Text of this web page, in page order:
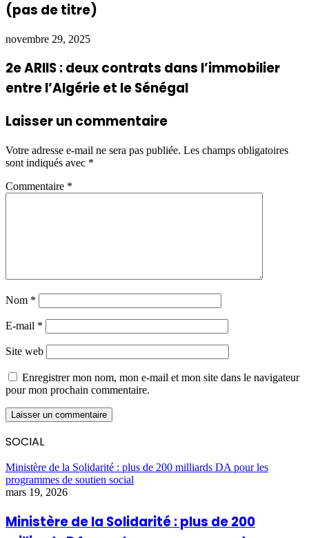
(pas de titre)
novembre 29, 2025
2e ARIIS : deux contrats dans l’immobilier
entre l’Algérie et le Sénégal
Laisser un commentaire
Votre adresse e-mail ne sera pas publiée. Les champs obligatoires
sont indiqués avec *
Commentaire *
Nom *
E-mail *
Site web
Enregistrer mon nom, mon e-mail et mon site dans le navigateur
pour mon prochain commentaire.
SOCIAL
Ministère de la Solidarité : plus de 200 milliards DA pour les
programmes de soutien social
mars 19, 2026
Ministère de la Solidarité : plus de 200